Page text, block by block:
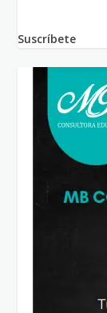
Suscríbete